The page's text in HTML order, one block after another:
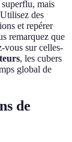
mais
des
et repérer
remarquez que
vous sur celles-
, les cubers
global de
de